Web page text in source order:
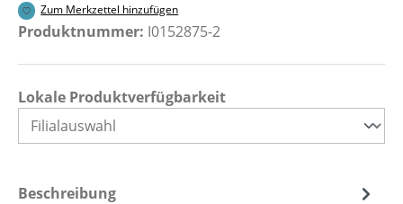
Zum Merkzettel hinzufügen
Produktnummer: I0152875-2
Lokale Produktverfügbarkeit
Beschreibung